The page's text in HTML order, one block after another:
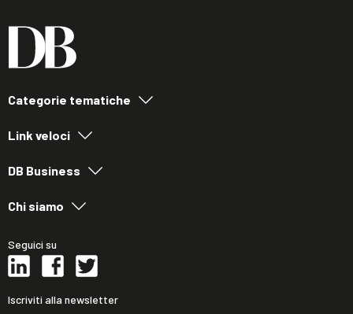
Categorie tematiche
Link veloci
DB Business
Chi siamo
Seguici su
Iscriviti alla newsletter